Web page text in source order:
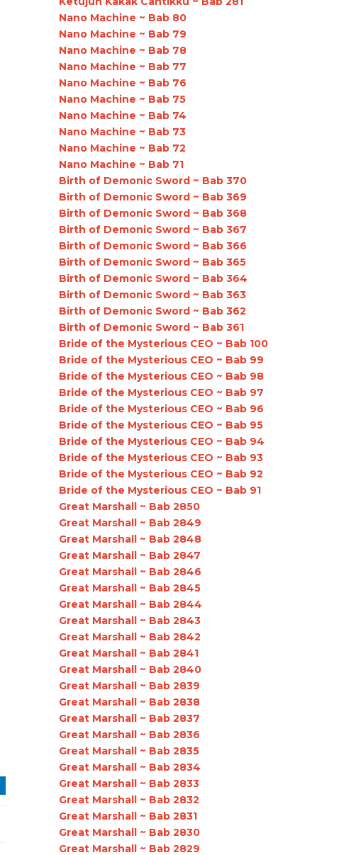
Nano Machine ~ Bab 80
Nano Machine ~ Bab 79
Nano Machine ~ Bab 78
Nano Machine ~ Bab 77
Nano Machine ~ Bab 76
Nano Machine ~ Bab 75
Nano Machine ~ Bab 74
Nano Machine ~ Bab 73
Nano Machine ~ Bab 72
Nano Machine ~ Bab 71
Birth of Demonic Sword ~ Bab 370
Birth of Demonic Sword ~ Bab 369
Birth of Demonic Sword ~ Bab 368
Birth of Demonic Sword ~ Bab 367
Birth of Demonic Sword ~ Bab 366
Birth of Demonic Sword ~ Bab 365
Birth of Demonic Sword ~ Bab 364
Birth of Demonic Sword ~ Bab 363
Birth of Demonic Sword ~ Bab 362
Birth of Demonic Sword ~ Bab 361
Bride of the Mysterious CEO ~ Bab 100
Bride of the Mysterious CEO ~ Bab 99
Bride of the Mysterious CEO ~ Bab 98
Bride of the Mysterious CEO ~ Bab 97
Bride of the Mysterious CEO ~ Bab 96
Bride of the Mysterious CEO ~ Bab 95
Bride of the Mysterious CEO ~ Bab 94
Bride of the Mysterious CEO ~ Bab 93
Bride of the Mysterious CEO ~ Bab 92
Bride of the Mysterious CEO ~ Bab 91
Great Marshall ~ Bab 2850
Great Marshall ~ Bab 2849
Great Marshall ~ Bab 2848
Great Marshall ~ Bab 2847
Great Marshall ~ Bab 2846
Great Marshall ~ Bab 2845
Great Marshall ~ Bab 2844
Great Marshall ~ Bab 2843
Great Marshall ~ Bab 2842
Great Marshall ~ Bab 2841
Great Marshall ~ Bab 2840
Great Marshall ~ Bab 2839
Great Marshall ~ Bab 2838
Great Marshall ~ Bab 2837
Great Marshall ~ Bab 2836
Great Marshall ~ Bab 2835
Great Marshall ~ Bab 2834
Great Marshall ~ Bab 2833
Great Marshall ~ Bab 2832
Great Marshall ~ Bab 2831
Great Marshall ~ Bab 2830
Great Marshall ~ Bab 2829